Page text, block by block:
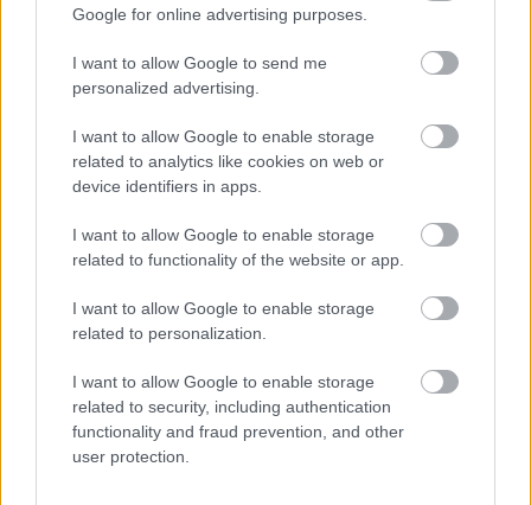
Google for online advertising purposes.
I want to allow Google to send me
personalized advertising.
I want to allow Google to enable storage
related to analytics like cookies on web or
device identifiers in apps.
I want to allow Google to enable storage
related to functionality of the website or app.
I want to allow Google to enable storage
related to personalization.
I want to allow Google to enable storage
related to security, including authentication
functionality and fraud prevention, and other
user protection.